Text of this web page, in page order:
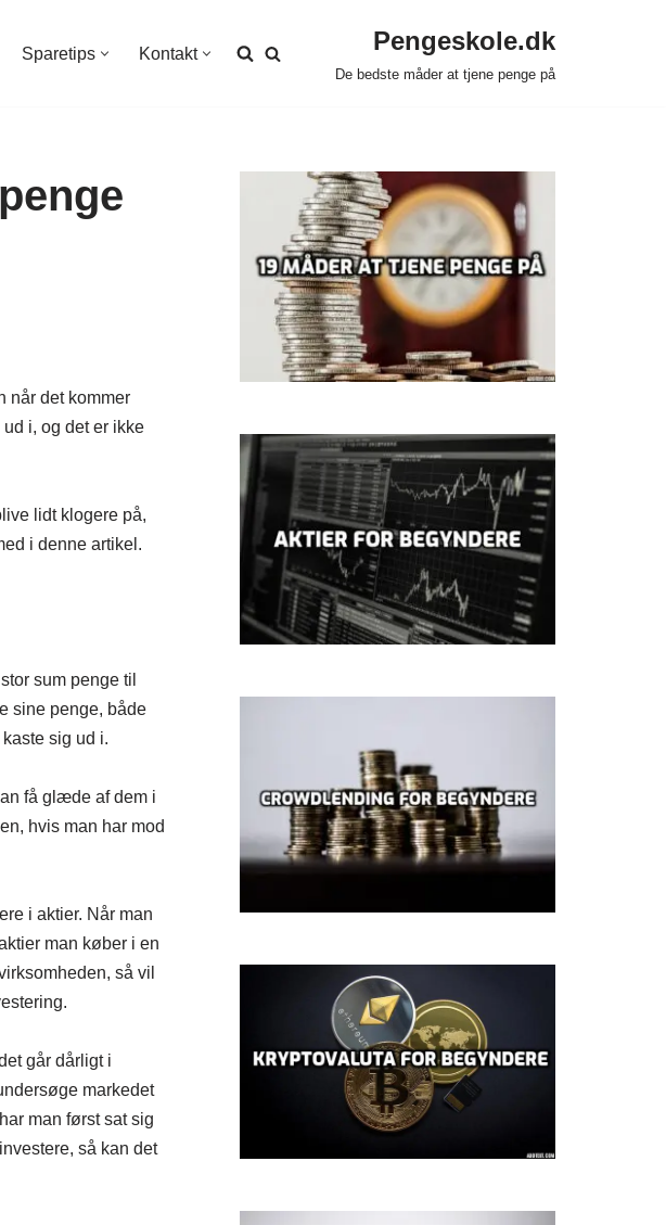
Sparetips Kontakt Pengeskole.dk
De bedste måder at tjene penge på
når det kommer
i, og det er ikke
lidt klogere på,
i denne artikel.
sum penge til
sine penge, både
kaste sig ud i.
få glæde af dem i
hvis man har mod
i aktier. Når man
man køber i en
så vil
går dårligt i
markedet
man først sat sig
så kan det